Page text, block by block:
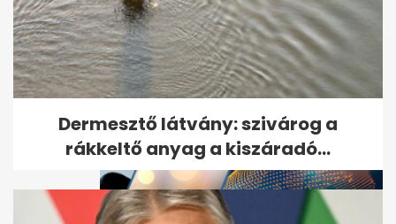
Kate Middleton különleges
ajándékot kapott Károly
királytól
Dermesztő látvány: szivárog a
rákkeltő anyag a kiszáradó...